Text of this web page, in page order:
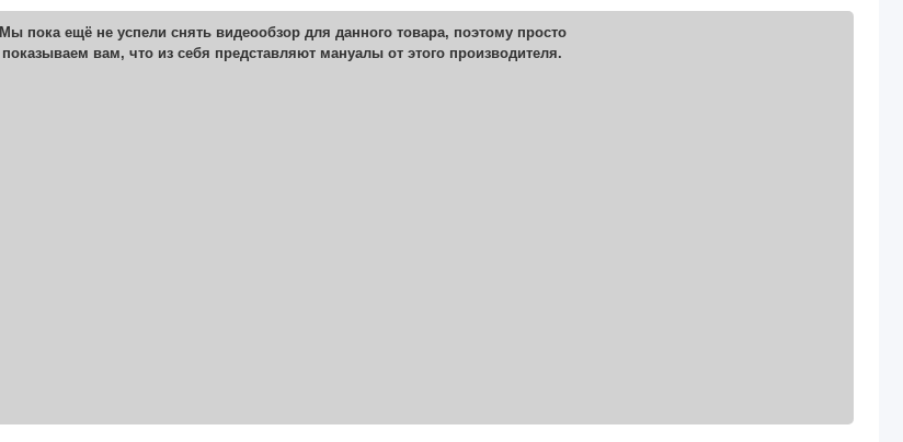
Мы пока ещё не успели снять видеообзор для данного товара, поэтому просто
показываем вам, что из себя представляют мануалы от этого производителя.